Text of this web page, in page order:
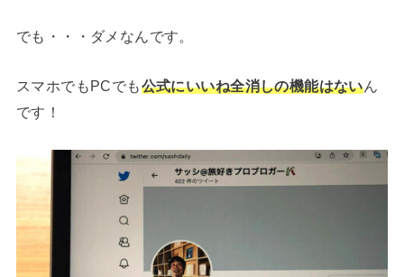
でも・・・ダメなんです。
スマホでもPCでも公式にいいね全消しの機能はないん
です！